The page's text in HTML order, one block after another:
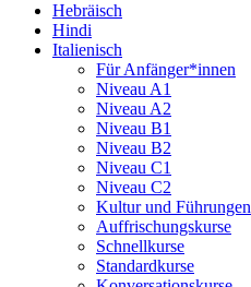
Hebräisch
Hindi
Italienisch
Für Anfänger*innen
Niveau A1
Niveau A2
Niveau B1
Niveau B2
Niveau C1
Niveau C2
Kultur und Führungen
Auffrischungskurse
Schnellkurse
Standardkurse